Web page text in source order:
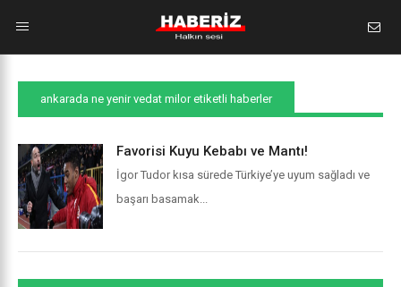
ankarada ne yenir vedat milor etiketli haberler
Favorisi Kuyu Kebabı ve Mantı!
İgor Tudor kısa sürede Türkiye’ye uyum sağladı ve
başarı basamak...